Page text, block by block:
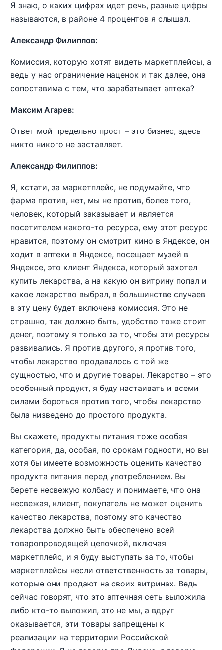
Я знаю, о каких цифрах идет речь, разные цифры
называются, в районе 4 процентов я слышал.
Александр Филиппов:
Комиссия, которую хотят видеть маркетплейсы, а
ведь у нас ограничение наценок и так далее, она
сопоставима с тем, что зарабатывает аптека?
Максим Агарев:
Ответ мой предельно прост – это бизнес, здесь
никто никого не заставляет.
Александр Филиппов:
Я, кстати, за маркетплейс, не подумайте, что
фарма против, нет, мы не против, более того,
человек, который заказывает и является
посетителем какого-то ресурса, ему этот ресурс
нравится, поэтому он смотрит кино в Яндексе, он
ходит в аптеки в Яндексе, посещает музей в
Яндексе, это клиент Яндекса, который захотел
купить лекарства, а на какую он витрину попал и
какое лекарство выбрал, в большинстве случаев
в эту цену будет включена комиссия. Это не
страшно, так должно быть, удобство тоже стоит
денег, поэтому я только за то, чтобы эти ресурсы
развивались. Я против другого, я против того,
чтобы лекарство продавалось с той же
сущностью, что и другие товары. Лекарство – это
особенный продукт, я буду настаивать и всеми
силами бороться против того, чтобы лекарство
была низведено до простого продукта.
Вы скажете, продукты питания тоже особая
категория, да, особая, по срокам годности, но вы
хотя бы имеете возможность оценить качество
продукта питания перед употреблением. Вы
берете несвежую колбасу и понимаете, что она
несвежая, клиент, покупатель не может оценить
качество лекарства, поэтому это качество
лекарства должно быть обеспечено всей
товаропроводящей цепочкой, включая
маркетплейс, и я буду выступать за то, чтобы
маркетплейсы несли ответственность за товары,
которые они продают на своих витринах. Ведь
сейчас говорят, что это аптечная сеть выложила
либо кто-то выложил, это не мы, а вдруг
оказывается, эти товары запрещены к
реализации на территории Российской